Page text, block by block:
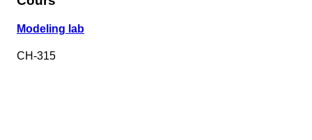
Modeling lab
CH-315